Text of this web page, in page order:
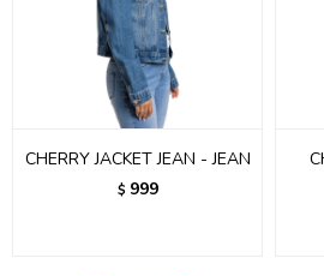
CHERRY JACKET JEAN - JEAN
$ 999